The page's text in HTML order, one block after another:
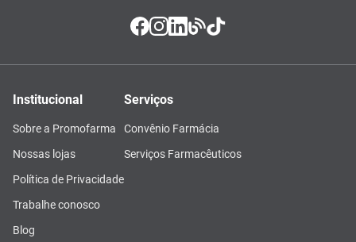
Institucional
Sobre a Promofarma
Nossas lojas
Política de Privacidade
Trabalhe conosco
Blog
Serviços
Convênio Farmácia
Serviços Farmacêuticos